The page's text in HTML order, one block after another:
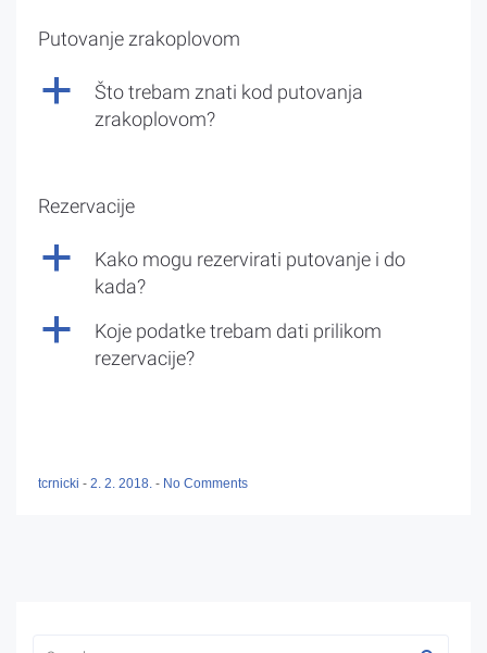
Putovanje zrakoplovom
a
Što trebam znati kod putovanja
zrakoplovom?
Rezervacije
a
Kako mogu rezervirati putovanje i do
kada?
a
Koje podatke trebam dati prilikom
rezervacije?
tcrnicki - 2. 2. 2018. - No Comments